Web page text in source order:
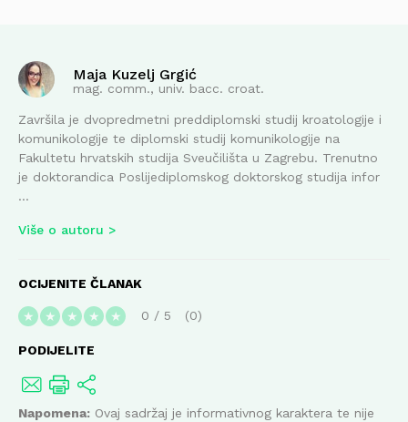
Maja Kuzelj Grgić
mag. comm., univ. bacc. croat.
Završila je dvopredmetni preddiplomski studij kroatologije i
komunikologije te diplomski studij komunikologije na
Fakultetu hrvatskih studija Sveučilišta u Zagrebu. Trenutno
je doktorandica Poslijediplomskog doktorskog studija infor
...
Više o autoru
OCIJENITE ČLANAK
★ ★ ★ ★ ★ 0 / 5 0
PODIJELITE
Napomena: Ovaj sadržaj je informativnog karaktera te nije